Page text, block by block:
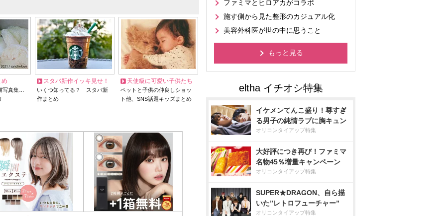
め
写真集…
スタバ新作イッキ見せ！
いくつ知ってる？ スタバ新
作まとめ
天使級に可愛い子供たち
ペットと子供の仲良しショッ
ト他、SNS話題キッズまとめ
ファミマとヒロアカがコラボ
施す側から見た整形のカジュアル化
美容外科医が世の中に思うこと
もっと見る
イケメンてんこ盛り！尊すぎ
る男子の純情ラブに胸キュン
オリコンタイアップ特集
大好評につき再び！ファミマ
名物45％増量キャンペーン
オリコンタイアップ特集
SUPER★DRAGON、自ら描
いた”レトロフューチャー”
オリコンタイアップ特集